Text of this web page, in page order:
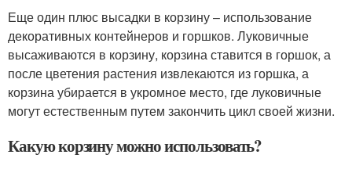
Еще один плюс высадки в корзину – использование
декоративных контейнеров и горшков. Луковичные
высаживаются в корзину, корзина ставится в горшок, а
после цветения растения извлекаются из горшка, а
корзина убирается в укромное место, где луковичные
могут естественным путем закончить цикл своей жизни.
Какую корзину можно использовать?